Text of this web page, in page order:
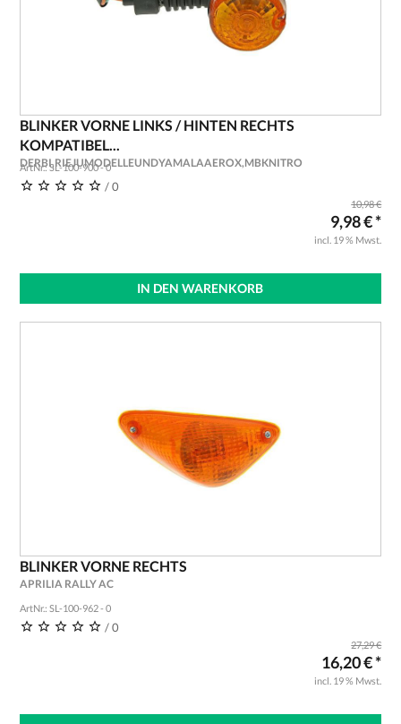
BLINKER VORNE LINKS / HINTEN RECHTS
KOMPATIBEL...
DERBI,RIEJUMODELLEUNDYAMALAAEROX,MBKNITRO
ArtNr.: SL-100-900 - 0
/ 0
10,98 €
9,98 € *
incl. 19 % Mwst.
IN DEN WARENKORB
BLINKER VORNE RECHTS
APRILIA RALLY AC
ArtNr.: SL-100-962 - 0
/ 0
27,29 €
16,20 € *
incl. 19 % Mwst.